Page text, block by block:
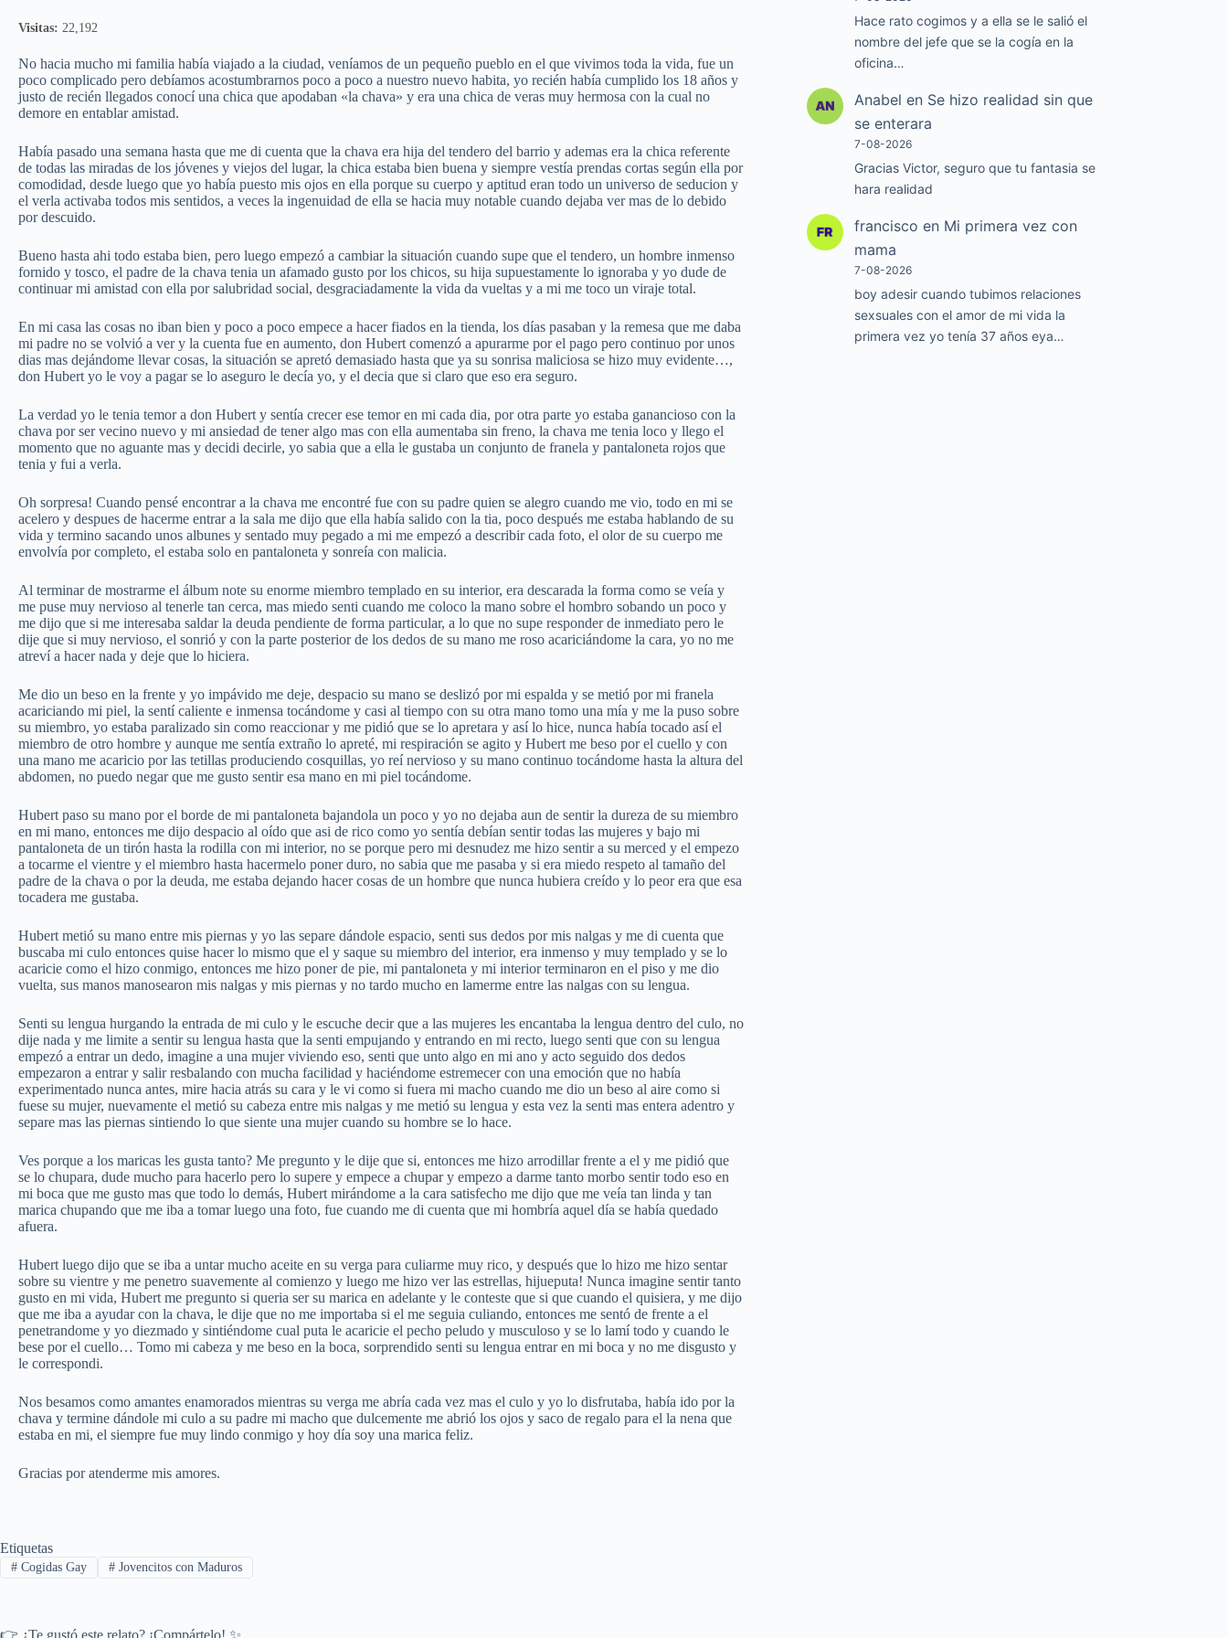
Visitas: 22,192
No hacia mucho mi familia había viajado a la ciudad, veníamos de un pequeño pueblo en el que vivimos toda la vida, fue un
poco complicado pero debíamos acostumbrarnos poco a poco a nuestro nuevo habita, yo recién había cumplido los 18 años y
justo de recién llegados conocí una chica que apodaban «la chava» y era una chica de veras muy hermosa con la cual no
demore en entablar amistad.
Había pasado una semana hasta que me di cuenta que la chava era hija del tendero del barrio y ademas era la chica referente
de todas las miradas de los jóvenes y viejos del lugar, la chica estaba bien buena y siempre vestía prendas cortas según ella por
comodidad, desde luego que yo había puesto mis ojos en ella porque su cuerpo y aptitud eran todo un universo de seducion y
el verla activaba todos mis sentidos, a veces la ingenuidad de ella se hacia muy notable cuando dejaba ver mas de lo debido
por descuido.
Bueno hasta ahi todo estaba bien, pero luego empezó a cambiar la situación cuando supe que el tendero, un hombre inmenso
fornido y tosco, el padre de la chava tenia un afamado gusto por los chicos, su hija supuestamente lo ignoraba y yo dude de
continuar mi amistad con ella por salubridad social, desgraciadamente la vida da vueltas y a mi me toco un viraje total.
En mi casa las cosas no iban bien y poco a poco empece a hacer fiados en la tienda, los días pasaban y la remesa que me daba
mi padre no se volvió a ver y la cuenta fue en aumento, don Hubert comenzó a apurarme por el pago pero continuo por unos
dias mas dejándome llevar cosas, la situación se apretó demasiado hasta que ya su sonrisa maliciosa se hizo muy evidente…,
don Hubert yo le voy a pagar se lo aseguro le decía yo, y el decia que si claro que eso era seguro.
La verdad yo le tenia temor a don Hubert y sentía crecer ese temor en mi cada dia, por otra parte yo estaba ganancioso con la
chava por ser vecino nuevo y mi ansiedad de tener algo mas con ella aumentaba sin freno, la chava me tenia loco y llego el
momento que no aguante mas y decidi decirle, yo sabia que a ella le gustaba un conjunto de franela y pantaloneta rojos que
tenia y fui a verla.
Oh sorpresa! Cuando pensé encontrar a la chava me encontré fue con su padre quien se alegro cuando me vio, todo en mi se
acelero y despues de hacerme entrar a la sala me dijo que ella había salido con la tia, poco después me estaba hablando de su
vida y termino sacando unos albunes y sentado muy pegado a mi me empezó a describir cada foto, el olor de su cuerpo me
envolvía por completo, el estaba solo en pantaloneta y sonreía con malicia.
Al terminar de mostrarme el álbum note su enorme miembro templado en su interior, era descarada la forma como se veía y
me puse muy nervioso al tenerle tan cerca, mas miedo senti cuando me coloco la mano sobre el hombro sobando un poco y
me dijo que si me interesaba saldar la deuda pendiente de forma particular, a lo que no supe responder de inmediato pero le
dije que si muy nervioso, el sonrió y con la parte posterior de los dedos de su mano me roso acariciándome la cara, yo no me
atreví a hacer nada y deje que lo hiciera.
Me dio un beso en la frente y yo impávido me deje, despacio su mano se deslizó por mi espalda y se metió por mi franela
acariciando mi piel, la sentí caliente e inmensa tocándome y casi al tiempo con su otra mano tomo una mía y me la puso sobre
su miembro, yo estaba paralizado sin como reaccionar y me pidió que se lo apretara y así lo hice, nunca había tocado así el
miembro de otro hombre y aunque me sentía extraño lo apreté, mi respiración se agito y Hubert me beso por el cuello y con
una mano me acaricio por las tetillas produciendo cosquillas, yo reí nervioso y su mano continuo tocándome hasta la altura del
abdomen, no puedo negar que me gusto sentir esa mano en mi piel tocándome.
Hubert paso su mano por el borde de mi pantaloneta bajandola un poco y yo no dejaba aun de sentir la dureza de su miembro
en mi mano, entonces me dijo despacio al oído que asi de rico como yo sentía debían sentir todas las mujeres y bajo mi
pantaloneta de un tirón hasta la rodilla con mi interior, no se porque pero mi desnudez me hizo sentir a su merced y el empezo
a tocarme el vientre y el miembro hasta hacermelo poner duro, no sabia que me pasaba y si era miedo respeto al tamaño del
padre de la chava o por la deuda, me estaba dejando hacer cosas de un hombre que nunca hubiera creído y lo peor era que esa
tocadera me gustaba.
Hubert metió su mano entre mis piernas y yo las separe dándole espacio, senti sus dedos por mis nalgas y me di cuenta que
buscaba mi culo entonces quise hacer lo mismo que el y saque su miembro del interior, era inmenso y muy templado y se lo
acaricie como el hizo conmigo, entonces me hizo poner de pie, mi pantaloneta y mi interior terminaron en el piso y me dio
vuelta, sus manos manosearon mis nalgas y mis piernas y no tardo mucho en lamerme entre las nalgas con su lengua.
Senti su lengua hurgando la entrada de mi culo y le escuche decir que a las mujeres les encantaba la lengua dentro del culo, no
dije nada y me limite a sentir su lengua hasta que la senti empujando y entrando en mi recto, luego senti que con su lengua
empezó a entrar un dedo, imagine a una mujer viviendo eso, senti que unto algo en mi ano y acto seguido dos dedos
empezaron a entrar y salir resbalando con mucha facilidad y haciéndome estremecer con una emoción que no había
experimentado nunca antes, mire hacia atrás su cara y le vi como si fuera mi macho cuando me dio un beso al aire como si
fuese su mujer, nuevamente el metió su cabeza entre mis nalgas y me metió su lengua y esta vez la senti mas entera adentro y
separe mas las piernas sintiendo lo que siente una mujer cuando su hombre se lo hace.
Ves porque a los maricas les gusta tanto? Me pregunto y le dije que si, entonces me hizo arrodillar frente a el y me pidió que
se lo chupara, dude mucho para hacerlo pero lo supere y empece a chupar y empezo a darme tanto morbo sentir todo eso en
mi boca que me gusto mas que todo lo demás, Hubert mirándome a la cara satisfecho me dijo que me veía tan linda y tan
marica chupando que me iba a tomar luego una foto, fue cuando me di cuenta que mi hombría aquel día se había quedado
afuera.
Hubert luego dijo que se iba a untar mucho aceite en su verga para culiarme muy rico, y después que lo hizo me hizo sentar
sobre su vientre y me penetro suavemente al comienzo y luego me hizo ver las estrellas, hijueputa! Nunca imagine sentir tanto
gusto en mi vida, Hubert me pregunto si queria ser su marica en adelante y le conteste que si que cuando el quisiera, y me dijo
que me iba a ayudar con la chava, le dije que no me importaba si el me seguia culiando, entonces me sentó de frente a el
penetrandome y yo diezmado y sintiéndome cual puta le acaricie el pecho peludo y musculoso y se lo lamí todo y cuando le
bese por el cuello… Tomo mi cabeza y me beso en la boca, sorprendido senti su lengua entrar en mi boca y no me disgusto y
le correspondi.
Nos besamos como amantes enamorados mientras su verga me abría cada vez mas el culo y yo lo disfrutaba, había ido por la
chava y termine dándole mi culo a su padre mi macho que dulcemente me abrió los ojos y saco de regalo para el la nena que
estaba en mi, el siempre fue muy lindo conmigo y hoy día soy una marica feliz.
Gracias por atenderme mis amores.
Etiquetas
#Cogidas Gay #Jovencitos con Maduros
Hace rato cogimos y a ella se le salió el
nombre del jefe que se la cogía en la
oficina…
Anabel en Se hizo realidad sin que
se enterara
7-08-2026
Gracias Victor, seguro que tu fantasia se
hara realidad
francisco en Mi primera vez con
mama
7-08-2026
boy adesir cuando tubimos relaciones
sexsuales con el amor de mi vida la
primera vez yo tenía 37 años eya…